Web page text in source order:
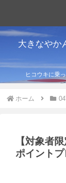
大きなやか
ヒコウキに乗
ホーム
【対象者
ポイント